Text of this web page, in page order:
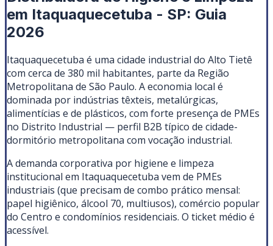
em Itaquaquecetuba - SP: Guia
2026
Itaquaquecetuba é uma cidade industrial do Alto Tietê
com cerca de 380 mil habitantes, parte da Região
Metropolitana de São Paulo. A economia local é
dominada por indústrias têxteis, metalúrgicas,
alimentícias e de plásticos, com forte presença de PMEs
no Distrito Industrial — perfil B2B típico de cidade-
dormitório metropolitana com vocação industrial.
A demanda corporativa por higiene e limpeza
institucional em Itaquaquecetuba vem de PMEs
industriais (que precisam de combo prático mensal:
papel higiênico, álcool 70, multiusos), comércio popular
do Centro e condomínios residenciais. O ticket médio é
acessível.